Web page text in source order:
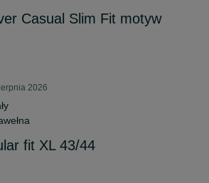
Casual Slim Fit motyw
2026
fit XL 43/44